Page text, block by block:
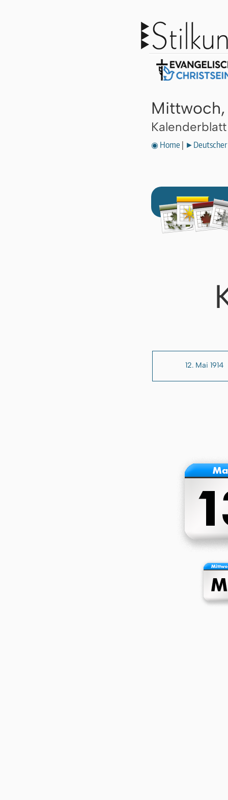
Mittwoch,
◉ Home ►Deutscher
12. Mai 1914